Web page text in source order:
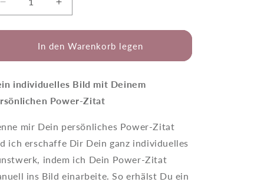
Verringere
die
Menge
Deinem
Power-
Erhöhe
die
Menge
für
Deinem
Power-
In den Warenkorb legen
individuelles Bild mit Deinem
Power-Zitat
mir Dein persönliches Power-Zitat
ich erschaffe Dir Dein ganz individuelles
indem ich Dein Power-Zitat
ins Bild einarbeite. So erhälst Du ein